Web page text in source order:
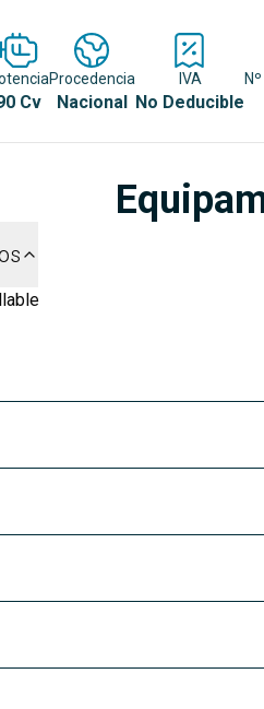
Cv
Procedencia
Nacional
IVA
No Deducible